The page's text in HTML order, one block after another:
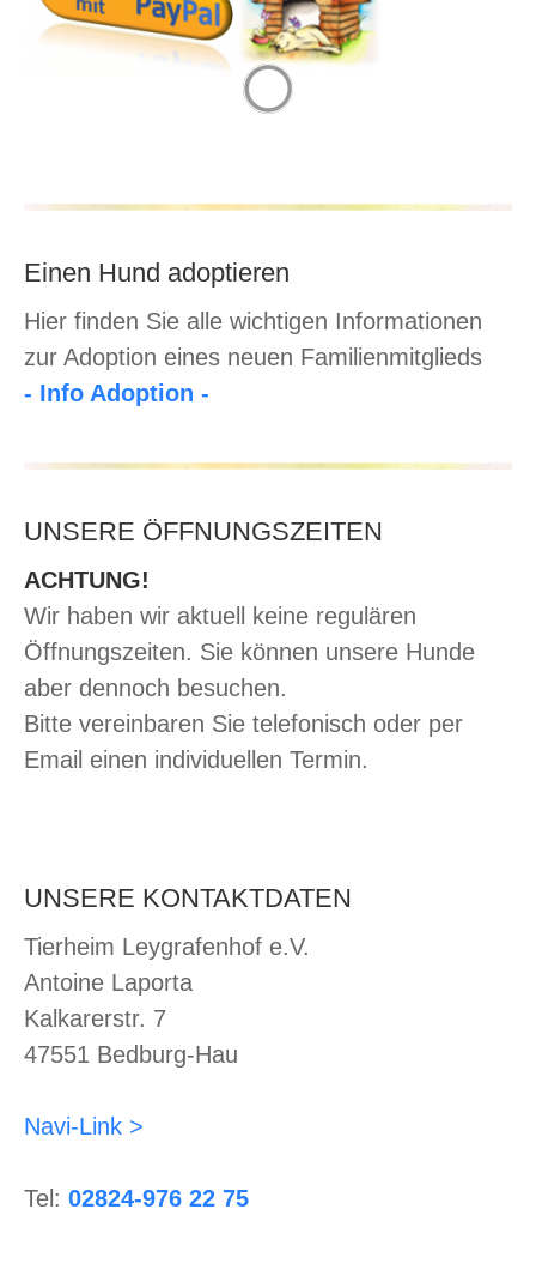
Einen Hund adoptieren
Hier finden Sie alle wichtigen Informationen
zur Adoption eines neuen Familienmitglieds
- Info Adoption -
UNSERE ÖFFNUNGSZEITEN
ACHTUNG!
Wir haben wir aktuell keine regulären
Öffnungszeiten. Sie können unsere Hunde
aber dennoch besuchen.
Bitte vereinbaren Sie telefonisch oder per
Email einen individuellen Termin.
UNSERE KONTAKTDATEN
Tierheim Leygrafenhof e.V.
Antoine Laporta
Kalkarerstr. 7
47551 Bedburg-Hau
Navi-Link >
Tel: 02824-976 22 75